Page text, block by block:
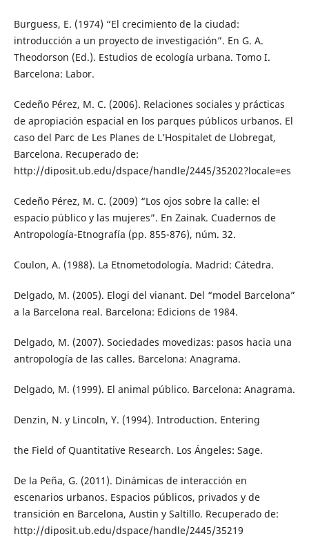
Burguess, E. (1974) “El crecimiento de la ciudad:
introducción a un proyecto de investigación”. En G. A.
Theodorson (Ed.). Estudios de ecología urbana. Tomo I.
Barcelona: Labor.
Cedeño Pérez, M. C. (2006). Relaciones sociales y prácticas
de apropiación espacial en los parques públicos urbanos. El
caso del Parc de Les Planes de L’Hospitalet de Llobregat,
Barcelona. Recuperado de:
http://diposit.ub.edu/dspace/handle/2445/35202?locale=es
Cedeño Pérez, M. C. (2009) “Los ojos sobre la calle: el
espacio público y las mujeres”. En Zainak. Cuadernos de
Antropología-Etnografía (pp. 855-876), núm. 32.
Coulon, A. (1988). La Etnometodología. Madrid: Cátedra.
Delgado, M. (2005). Elogi del vianant. Del “model Barcelona”
a la Barcelona real. Barcelona: Edicions de 1984.
Delgado, M. (2007). Sociedades movedizas: pasos hacia una
antropología de las calles. Barcelona: Anagrama.
Delgado, M. (1999). El animal público. Barcelona: Anagrama.
Denzin, N. y Lincoln, Y. (1994). Introduction. Entering
the Field of Quantitative Research. Los Ángeles: Sage.
De la Peña, G. (2011). Dinámicas de interacción en
escenarios urbanos. Espacios públicos, privados y de
transición en Barcelona, Austin y Saltillo. Recuperado de:
http://diposit.ub.edu/dspace/handle/2445/35219